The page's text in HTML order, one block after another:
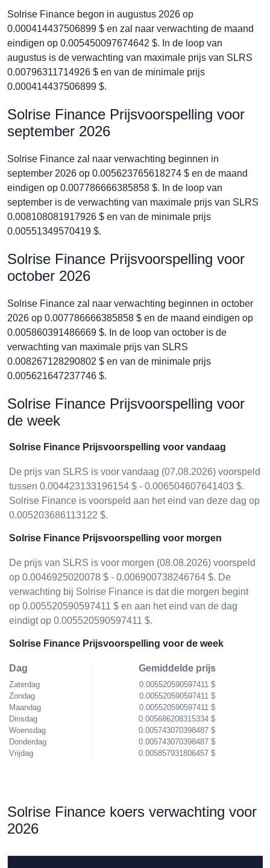
Solrise Finance begon in augustus 2026 op
0.000414437506899 $ en zal naar verwachting de maand
eindigen op 0.005450097674642 $. In de loop van
augustus is de verwachting van maximale prijs van SLRS
0.00796311714926 $ en van de minimale prijs
0.000414437506899 $.
Solrise Finance Prijsvoorspelling voor
september 2026
Solrise Finance zal naar verwachting beginnen in
september 2026 op 0.005623765618274 $ en de maand
eindigen op 0.007786666385858 $. In de loop van
september is de verwachting van maximale prijs van SLRS
0.008108081917926 $ en van de minimale prijs
0.00551349570419 $.
Solrise Finance Prijsvoorspelling voor
october 2026
Solrise Finance zal naar verwachting beginnen in october
2026 op 0.007786666385858 $ en de maand eindigen op
0.005860391486669 $. In de loop van october is de
verwachting van maximale prijs van SLRS
0.008267128290802 $ en van de minimale prijs
0.005621647237746 $.
Solrise Finance Prijsvoorspelling voor
de week
Solrise Finance Prijsvoorspelling voor vandaag
De prijs van SLRS is voor vandaag (07.08.2026) voorspeld
tussen 0.004423133196154 $ - 0.006504607641403 $.
Solrise Finance is voorspeld aan het eind van deze dag op
0.005203686113122 $.
Solrise Finance Prijsvoorspelling voor morgen
De prijs van SLRS is voor morgen (08.08.2026) voorspeld
op 0.0046925020078 $ - 0.006900738246764 $. De
verwachting bij Solrise Finance is dat die morgen begint
op 0.005520590597411 $ en aan het eind van de dag
eindigt op 0.005520590597411 $.
Solrise Finance Prijsvoorspelling voor de week
Dag
Zaterdag
Zondag
Maandag
Dinsdag
Woensdag
Donderdag
Vrijdag
Gemiddelde prijs
0.005520590597411 $
0.005520590597411 $
0.005520590597411 $
0.005686208315334 $
0.005743070398487 $
0.005743070398487 $
0.005857931806457 $
Solrise Finance koers verwachting voor
2026